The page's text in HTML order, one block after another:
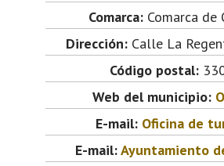
Comarca:Comarca de
Dirección:Calle La
Código postal:
Web del municipio:
E-mail: Oficina de
E-mail:Ayuntamiento